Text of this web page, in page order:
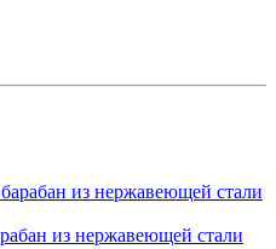
из нержавеющей стали